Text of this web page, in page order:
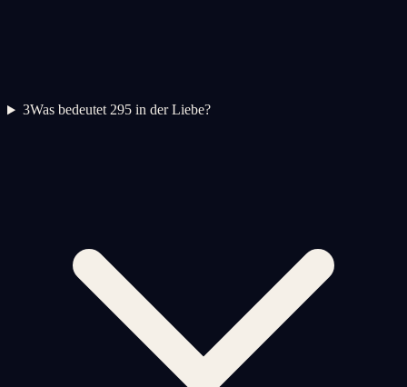
3Was bedeutet 295 in der Liebe?